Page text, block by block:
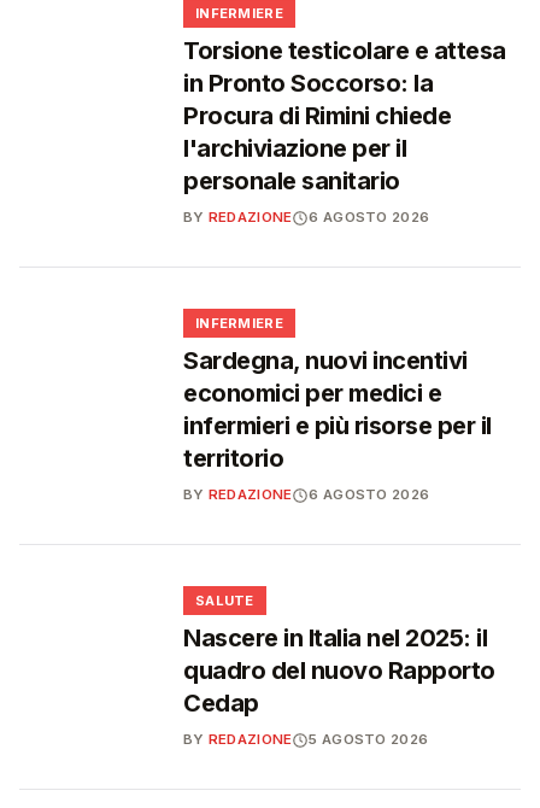
INFERMIERE
Torsione testicolare e attesa
in Pronto Soccorso: la
Procura di Rimini chiede
l'archiviazione per il
personale sanitario
BY REDAZIONE 6 AGOSTO 2026
INFERMIERE
Sardegna, nuovi incentivi
economici per medici e
infermieri e più risorse per il
territorio
BY REDAZIONE 6 AGOSTO 2026
SALUTE
Nascere in Italia nel 2025: il
quadro del nuovo Rapporto
Cedap
BY REDAZIONE 5 AGOSTO 2026